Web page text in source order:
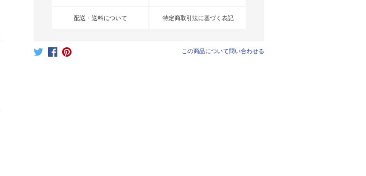
配送・送料について 特定商取引法に基づく表記
この商品について問い合わせる